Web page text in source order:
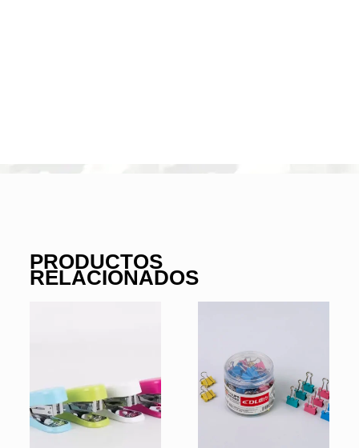
PRODUCTOS
RELACIONADOS